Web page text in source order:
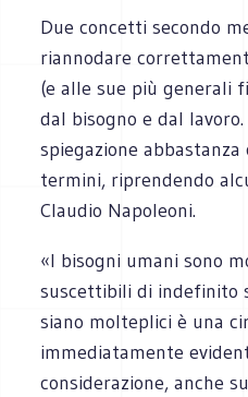
Due concetti secondo
riannodare
(e alle sue più generali
dal bisogno e dal
spiegazione
termini, riprendendo
Claudio Napoleoni.
«I bisogni umani sono
suscettibili di indefinito
siano molteplici è una
immediatamente
considerazione, anche